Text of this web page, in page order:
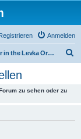
Anmelden
Water in the Levka Ori / Wasserstellen
zu sehen oder zu